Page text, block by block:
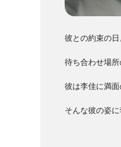
彼との約束の日
待ち合わせ場
彼は李佳に満
そんな彼の姿